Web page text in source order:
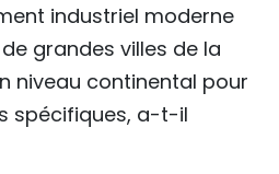
industriel moderne
grandes villes de la
niveau continental pour
spécifiques, a-t-il